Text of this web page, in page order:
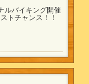
ルバイキング開催
トチャンス！！